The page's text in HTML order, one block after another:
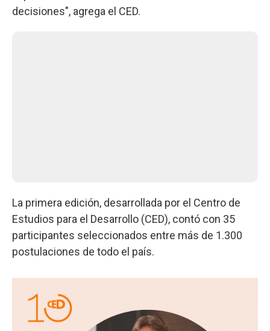
decisiones", agrega el CED.
La primera edición, desarrollada por el Centro de
Estudios para el Desarrollo (CED), contó con 35
participantes seleccionados entre más de 1.300
postulaciones de todo el país.